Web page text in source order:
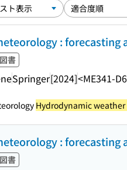
: forecasting
図書
Springer[2024]<ME341-
Hydrodynamic
: forecasting
図書